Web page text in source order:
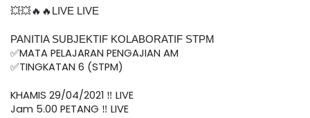
💥💥🔥🔥LIVE LIVE
PANITIA SUBJEKTIF KOLABORATIF STPM
✅MATA PELAJARAN PENGAJIAN AM
✅TINGKATAN 6 (STPM)
KHAMIS 29/04/2021 ‼️ LIVE
Jam 5.00 PETANG ‼️ LIVE